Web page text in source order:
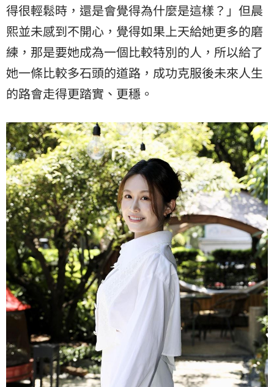
得很輕鬆時，還是會覺得為什麼是這樣？」但晨
熙並未感到不開心，覺得如果上天給她更多的磨
練，那是要她成為一個比較特別的人，所以給了
她一條比較多石頭的道路，成功克服後未來人生
的路會走得更踏實、更穩。